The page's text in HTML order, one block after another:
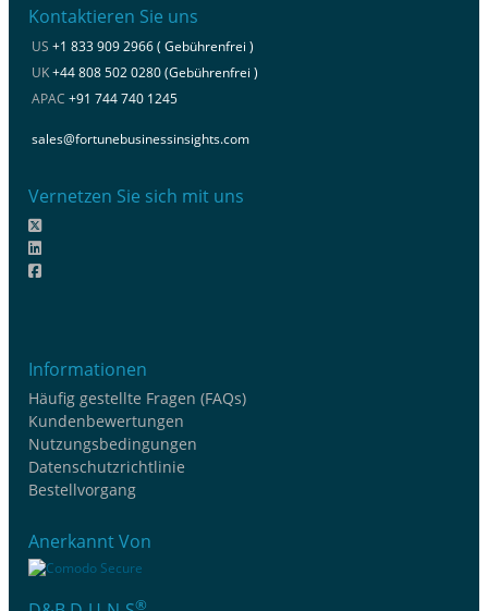
Kontaktieren Sie uns
US +1 833 909 2966 ( Gebührenfrei )
UK+44 808 502 0280 (Gebührenfrei )
APAC +91 744 740 1245
sales@fortunebusinessinsights.com
Vernetzen Sie sich mit uns
Informationen
Häufig gestellte Fragen (FAQs)
Kundenbewertungen
Nutzungsbedingungen
Datenschutzrichtlinie
Bestellvorgang
Anerkannt Von
®